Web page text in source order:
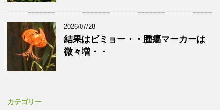
2026/07/28
結果はビミョー・・腫瘍マーカーは
微々増・・
カテゴリー